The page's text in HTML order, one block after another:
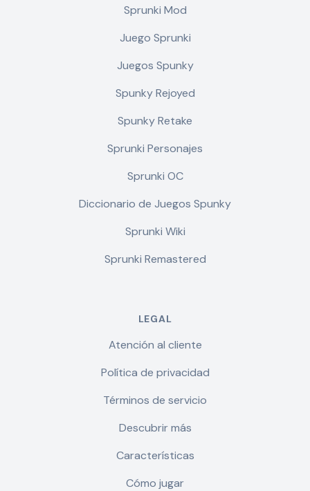
Sprunki Mod
Juego Sprunki
Juegos Spunky
Spunky Rejoyed
Spunky Retake
Sprunki Personajes
Sprunki OC
Diccionario de Juegos Spunky
Sprunki Wiki
Sprunki Remastered
LEGAL
Atención al cliente
Política de privacidad
Términos de servicio
Descubrir más
Características
Cómo jugar